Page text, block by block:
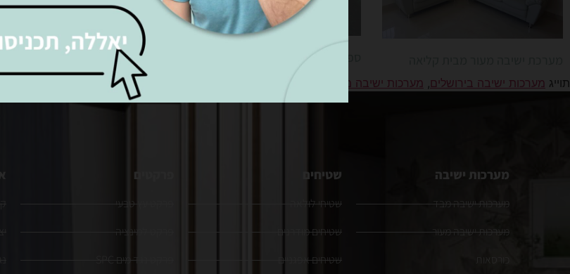
מערכת ישיבה לסלון
תוייג מערכות ישיבה בירושלים, מערכות ישיבה מאיטליה
מערכות ישיבה
מערכות ישיבה מבד
מערכות ישיבה מעור
שטיחים
שטיחי לולאה
שטיחים מודרנים
שטיחים אפגניים
פרקטים
פרקט עץ טבעי
פרקט למינציה
פרקט נגד מים SPC